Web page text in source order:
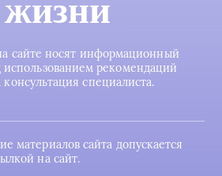
жизни
сайте носят информационный
использованием рекомендаций
специалиста.
материалов сайта допускается
на сайт.